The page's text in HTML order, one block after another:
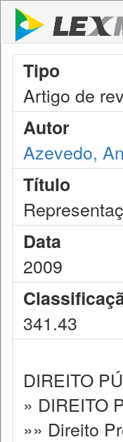
Tipo
Artigo de
Autor
Azevedo,
Título
Data
2009
341.43
DIREITO
» DIREITO
»» Direito